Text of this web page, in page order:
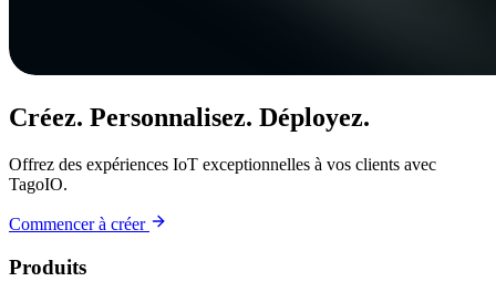
Créez. Personnalisez. Déployez.
Offrez des expériences IoT exceptionnelles à vos clients avec
TagoIO.
Commencer à créer
Produits